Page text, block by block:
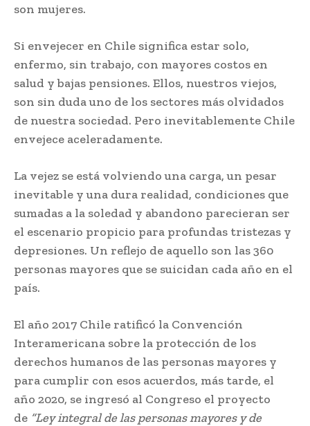
son mujeres.
Si envejecer en Chile significa estar solo,
enfermo, sin trabajo, con mayores costos en
salud y bajas pensiones. Ellos, nuestros viejos,
son sin duda uno de los sectores más olvidados
de nuestra sociedad. Pero inevitablemente Chile
envejece aceleradamente.
La vejez se está volviendo una carga, un pesar
inevitable y una dura realidad, condiciones que
sumadas a la soledad y abandono parecieran ser
el escenario propicio para profundas tristezas y
depresiones. Un reflejo de aquello son las 360
personas mayores que se suicidan cada año en el
país.
El año 2017 Chile ratificó la Convención
Interamericana sobre la protección de los
derechos humanos de las personas mayores y
para cumplir con esos acuerdos, más tarde, el
año 2020, se ingresó al Congreso el proyecto
de “Ley integral de las personas mayores y de